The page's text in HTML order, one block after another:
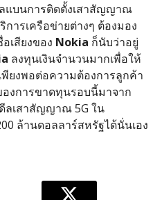
แบนการติดตั้งเสาสัญญาณ
ารเครือข่ายต่างๆ ต้องมอง
เสียงของ Nokia ก็นับว่าอยู่
ลงทุนเงินจำนวนมากเพื่อให้
ยงพอต่อความต้องการลูกค้า
งการขาดทุนรอบนี้มาจาก
ลเสาสัญญาณ 5G ใน
ล้านดอลลาร์สหรัฐได้นั่นเอง